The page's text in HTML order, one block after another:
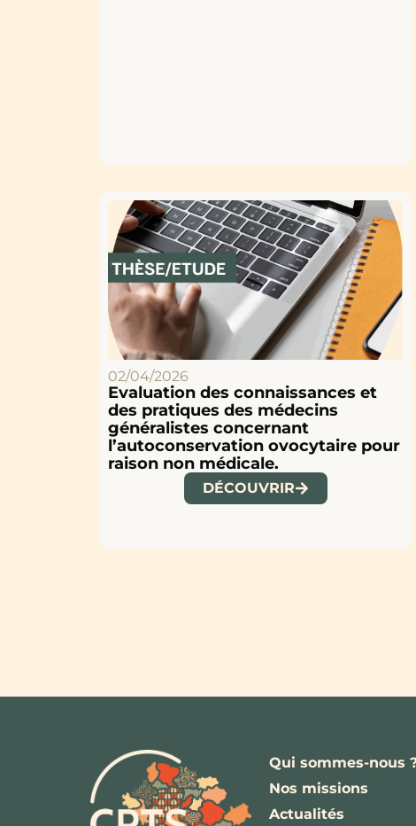
02/04/2026
Evaluation des connaissances et
des pratiques des médecins
généralistes concernant
l’autoconservation ovocytaire pour
raison non médicale.
DÉCOUVRIR
Qui sommes-nous
Nos missions
Actualités